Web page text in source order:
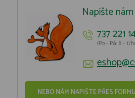
Napište nám
737 221
(Po - Pá: 8 -
NEBO NÁM NAPIŠTE PŘES